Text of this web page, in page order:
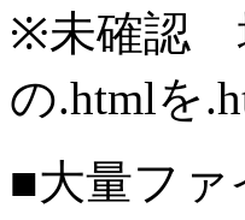
※未確認
の.htmlを
■大量ファ